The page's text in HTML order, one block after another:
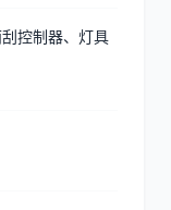
控制器、灯具